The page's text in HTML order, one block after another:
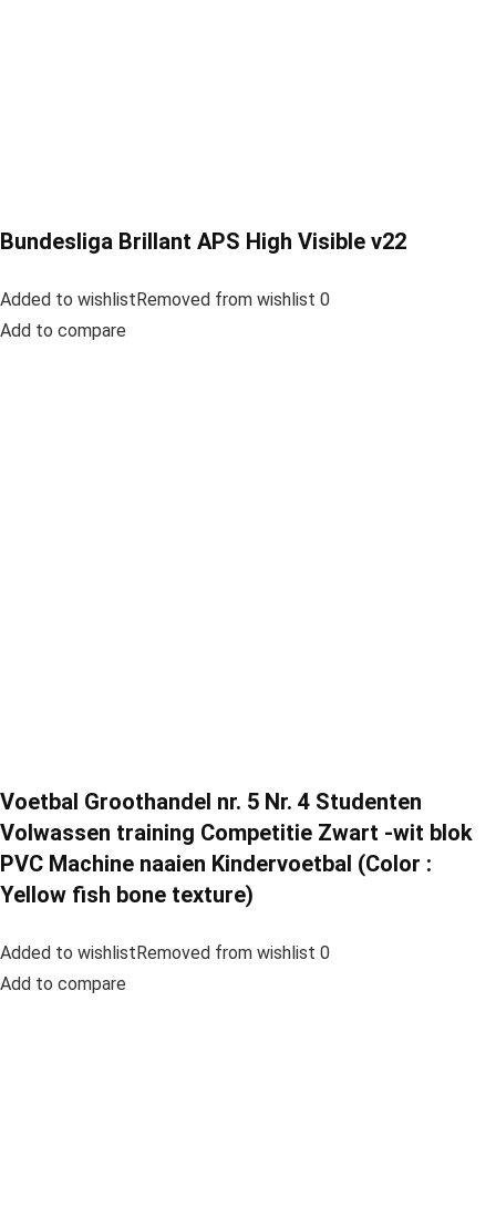
Bundesliga Brillant APS High Visible v22
Added to wishlistRemoved from wishlist 0
Add to compare
Voetbal Groothandel nr. 5 Nr. 4 Studenten
Volwassen training Competitie Zwart -wit blok
PVC Machine naaien Kindervoetbal (Color :
Yellow fish bone texture)
Added to wishlistRemoved from wishlist 0
Add to compare